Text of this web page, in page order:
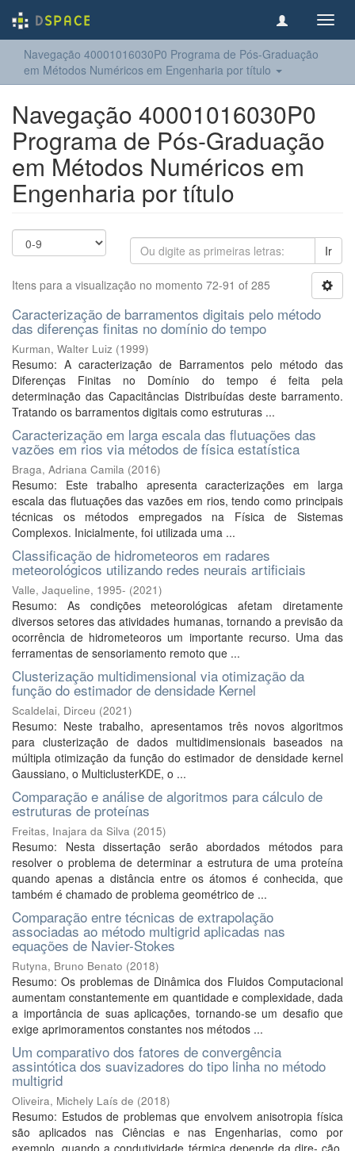
Navegação 40001016030P0 Programa de Pós-Graduação
em Métodos Numéricos em Engenharia por título
Navegação 40001016030P0
Programa de Pós-Graduação
em Métodos Numéricos em
Engenharia por título
Ir
Itens para a visualização no momento 72-91 of 285
Caracterização de barramentos digitais pelo método
das diferenças finitas no domínio do tempo
Kurman, Walter Luiz (1999)
Resumo: A caracterização de Barramentos pelo método das
Diferenças Finitas no Domínio do tempo é feita pela
determinação das Capacitâncias Distribuídas deste barramento.
Tratando os barramentos digitais como estruturas ...
Caracterização em larga escala das flutuações das
vazões em rios via métodos de física estatística
Braga, Adriana Camila (2016)
Resumo: Este trabalho apresenta caracterizações em larga
escala das flutuações das vazões em rios, tendo como principais
técnicas os métodos empregados na Física de Sistemas
Complexos. Inicialmente, foi utilizada uma ...
Classificação de hidrometeoros em radares
meteorológicos utilizando redes neurais artificiais
Valle, Jaqueline, 1995- (2021)
Resumo: As condições meteorológicas afetam diretamente
diversos setores das atividades humanas, tornando a previsão da
ocorrência de hidrometeoros um importante recurso. Uma das
ferramentas de sensoriamento remoto que ...
Clusterização multidimensional via otimização da
função do estimador de densidade Kernel
Scaldelai, Dirceu (2021)
Resumo: Neste trabalho, apresentamos três novos algoritmos
para clusterização de dados multidimensionais baseados na
múltipla otimização da função do estimador de densidade kernel
Gaussiano, o MulticlusterKDE, o ...
Comparação e análise de algoritmos para cálculo de
estruturas de proteínas
Freitas, Inajara da Silva (2015)
Resumo: Nesta dissertação serão abordados métodos para
resolver o problema de determinar a estrutura de uma proteína
quando apenas a distância entre os átomos é conhecida, que
também é chamado de problema geométrico de ...
Comparação entre técnicas de extrapolação
associadas ao método multigrid aplicadas nas
equações de Navier-Stokes
Rutyna, Bruno Benato (2018)
Resumo: Os problemas de Dinâmica dos Fluidos Computacional
aumentam constantemente em quantidade e complexidade, dada
a importância de suas aplicações, tornando-se um desafio que
exige aprimoramentos constantes nos métodos ...
Um comparativo dos fatores de convergência
assintótica dos suavizadores do tipo linha no método
multigrid
Oliveira, Michely Laís de (2018)
Resumo: Estudos de problemas que envolvem anisotropia física
são aplicados nas Ciências e nas Engenharias, como por
exemplo, quando a condutividade térmica depende da dire- ção.